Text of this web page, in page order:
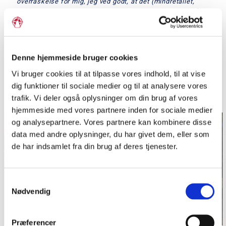
Denne hjemmeside bruger cookies
Vi bruger cookies til at tilpasse vores indhold, til at vise
dig funktioner til sociale medier og til at analysere vores
trafik. Vi deler også oplysninger om din brug af vores
hjemmeside med vores partnere inden for sociale medier
og analysepartnere. Vores partnere kan kombinere disse
data med andre oplysninger, du har givet dem, eller som
de har indsamlet fra din brug af deres tjenester.
Nødvendig
Præferencer
bliver man meget varm om hjertet. Det må jeg sige. Det er
dronningen til pressen foran én af de velbevarede
arbejderboliger, som kong Christian 4. fik opført i 1600-
tallet til arbejderne på værket.
Foto: Grænseforeningen